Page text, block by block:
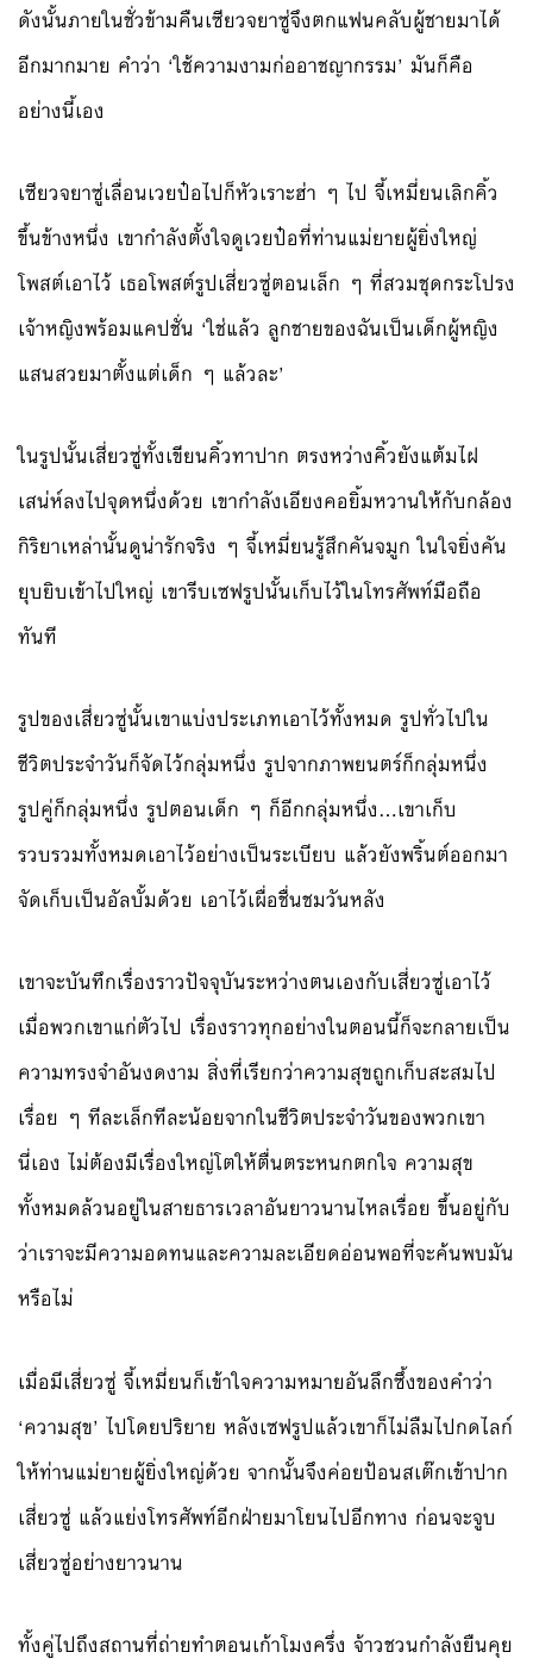
ดังนั้นภายในชั่วข้ามคืนเซียวจยาซู่จึงตกแฟนคลับผู้ชายมาได้
อีกมากมาย คำว่า ‘ใช้ความงามก่ออาชญากรรม’ มันก็คือ
อย่างนี้เอง
เซียวจยาซู่เลื่อนเวยป๋อไปก็หัวเราะฮ่า ๆ ไป จี้เหมี่ยนเลิกคิ้ว
ขึ้นข้างหนึ่ง เขากำลังตั้งใจดูเวยป๋อที่ท่านแม่ยายผู้ยิ่งใหญ่
โพสต์เอาไว้ เธอโพสต์รูปเสี่ยวซู่ตอนเล็ก ๆ ที่สวมชุดกระโปรง
เจ้าหญิงพร้อมแคปชั่น ‘ใช่แล้ว ลูกชายของฉันเป็นเด็กผู้หญิง
แสนสวยมาตั้งแต่เด็ก ๆ แล้วละ’
ในรูปนั้นเสี่ยวซู่ทั้งเขียนคิ้วทาปาก ตรงหว่างคิ้วยังแต้มไฝ
เสน่ห์ลงไปจุดหนึ่งด้วย เขากำลังเอียงคอยิ้มหวานให้กับกล้อง
กิริยาเหล่านั้นดูน่ารักจริง ๆ จี้เหมี่ยนรู้สึกคันจมูก ในใจยิ่งคัน
ยุบยิบเข้าไปใหญ่ เขารีบเซฟรูปนั้นเก็บไว้ในโทรศัพท์มือถือ
ทันที
รูปของเสี่ยวซู่นั้นเขาแบ่งประเภทเอาไว้ทั้งหมด รูปทั่วไปใน
ชีวิตประจำวันก็จัดไว้กลุ่มหนึ่ง รูปจากภาพยนตร์ก็กลุ่มหนึ่ง
รูปคู่ก็กลุ่มหนึ่ง รูปตอนเด็ก ๆ ก็อีกกลุ่มหนึ่ง…เขาเก็บ
รวบรวมทั้งหมดเอาไว้อย่างเป็นระเบียบ แล้วยังพริ้นต์ออกมา
จัดเก็บเป็นอัลบั้มด้วย เอาไว้เผื่อชื่นชมวันหลัง
เขาจะบันทึกเรื่องราวปัจจุบันระหว่างตนเองกับเสี่ยวซู่เอาไว้
เมื่อพวกเขาแก่ตัวไป เรื่องราวทุกอย่างในตอนนี้ก็จะกลายเป็น
ความทรงจำอันงดงาม สิ่งที่เรียกว่าความสุขถูกเก็บสะสมไป
เรื่อย ๆ ทีละเล็กทีละน้อยจากในชีวิตประจำวันของพวกเขา
นี่เอง ไม่ต้องมีเรื่องใหญ่โตให้ตื่นตระหนกตกใจ ความสุข
ทั้งหมดล้วนอยู่ในสายธารเวลาอันยาวนานไหลเรื่อย ขึ้นอยู่กับ
ว่าเราจะมีความอดทนและความละเอียดอ่อนพอที่จะค้นพบมัน
หรือไม่
เมื่อมีเสี่ยวซู่ จี้เหมี่ยนก็เข้าใจความหมายอันลึกซึ้งของคำว่า
‘ความสุข’ ไปโดยปริยาย หลังเซฟรูปแล้วเขาก็ไม่ลืมไปกดไลก์
ให้ท่านแม่ยายผู้ยิ่งใหญ่ด้วย จากนั้นจึงค่อยป้อนสเต๊กเข้าปาก
เสี่ยวซู่ แล้วแย่งโทรศัพท์อีกฝ่ายมาโยนไปอีกทาง ก่อนจะจูบ
เสี่ยวซู่อย่างยาวนาน
ทั้งคู่ไปถึงสถานที่ถ่ายทำตอนเก้าโมงครึ่ง จ้าวชวนกำลังยืนคุย